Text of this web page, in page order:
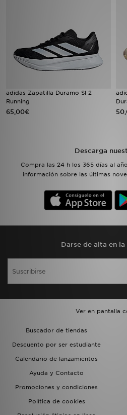
adidas Zapatilla Duramo Sl 2
Running
65,00€
Descarga
Compra las 24 h los 365 días al
información sobre las últimas
Darse de alta en
Ver en pantalla
Buscador de tiendas
Descuento por ser estudiante
Calendario de lanzamientos
Ayuda y Contacto
Promociones y condiciones
Política de cookies